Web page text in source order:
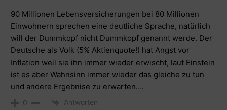
90 Millionen Lebensversicherungen bei 80 Millionen
Einwohnern sprechen eine deutliche Sprache, natürlich
will der Dummkopf nicht Dummkopf genannt werde. Der
Deutsche als Volk (5% Aktienquote!) hat Angst vor
Inflation weil sie ihn immer wieder erwischt, laut Einstein
ist es aber Wahnsinn immer wieder das gleiche zu tun
und andere Ergebnise zu erwarten….
0 Antworten